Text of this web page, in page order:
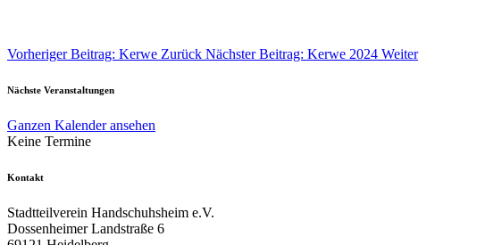
Vorheriger Beitrag: Kerwe Zurück Nächster Beitrag: Kerwe 2024 Weiter
Nächste Veranstaltungen
Ganzen Kalender ansehen
Keine Termine
Kontakt
Stadtteilverein Handschuhsheim e.V.
Dossenheimer Landstraße 6